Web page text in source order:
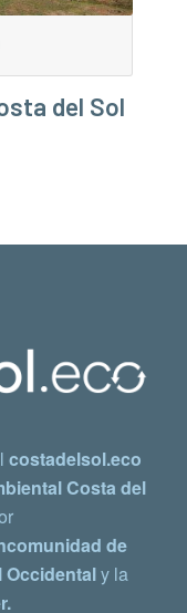
del Sol
costadelsol.eco
Costa del
de
Occidentaly la